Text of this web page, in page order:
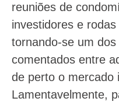
reuniões de
investidores e
tornando-se um
comentados entre
de perto o mercado
Lamentavelmente,